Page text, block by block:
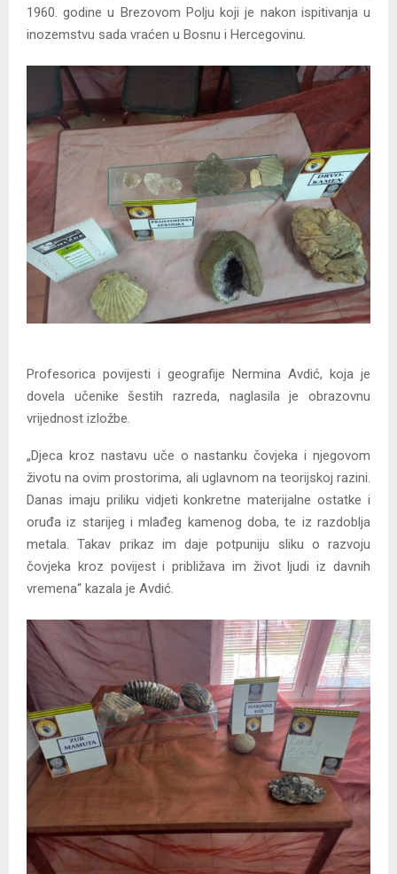
1960. godine u Brezovom Polju koji je nakon ispitivanja u
inozemstvu sada vraćen u Bosnu i Hercegovinu.
Profesorica povijesti i geografije Nermina Avdić, koja je
dovela učenike šestih razreda, naglasila je obrazovnu
vrijednost izložbe.
„Djeca kroz nastavu uče o nastanku čovjeka i njegovom
životu na ovim prostorima, ali uglavnom na teorijskoj razini.
Danas imaju priliku vidjeti konkretne materijalne ostatke i
oruđa iz starijeg i mlađeg kamenog doba, te iz razdoblja
metala. Takav prikaz im daje potpuniju sliku o razvoju
čovjeka kroz povijest i približava im život ljudi iz davnih
vremena“ kazala je Avdić.